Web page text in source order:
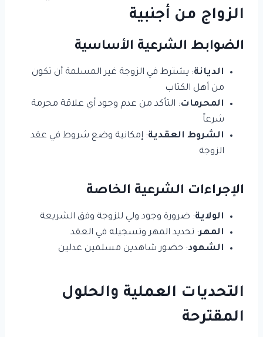
الزواج من أجنبية
الضوابط الشرعية الأساسية
الديانة: يشترط في الزوجة غير المسلمة أن تكون
من أهل الكتاب
المحرمات: التأكد من عدم وجود أي علاقة محرمة
شرعاً
الشروط العقدية: إمكانية وضع شروط في عقد
الزوجة
الإجراءات الشرعية الخاصة
الولاية: ضرورة وجود ولي للزوجة وفق الشريعة
المهر: تحديد المهر وتسجيله في العقد
الشهود: حضور شاهدين مسلمين عدلين
التحديات العملية والحلول
المقترحة